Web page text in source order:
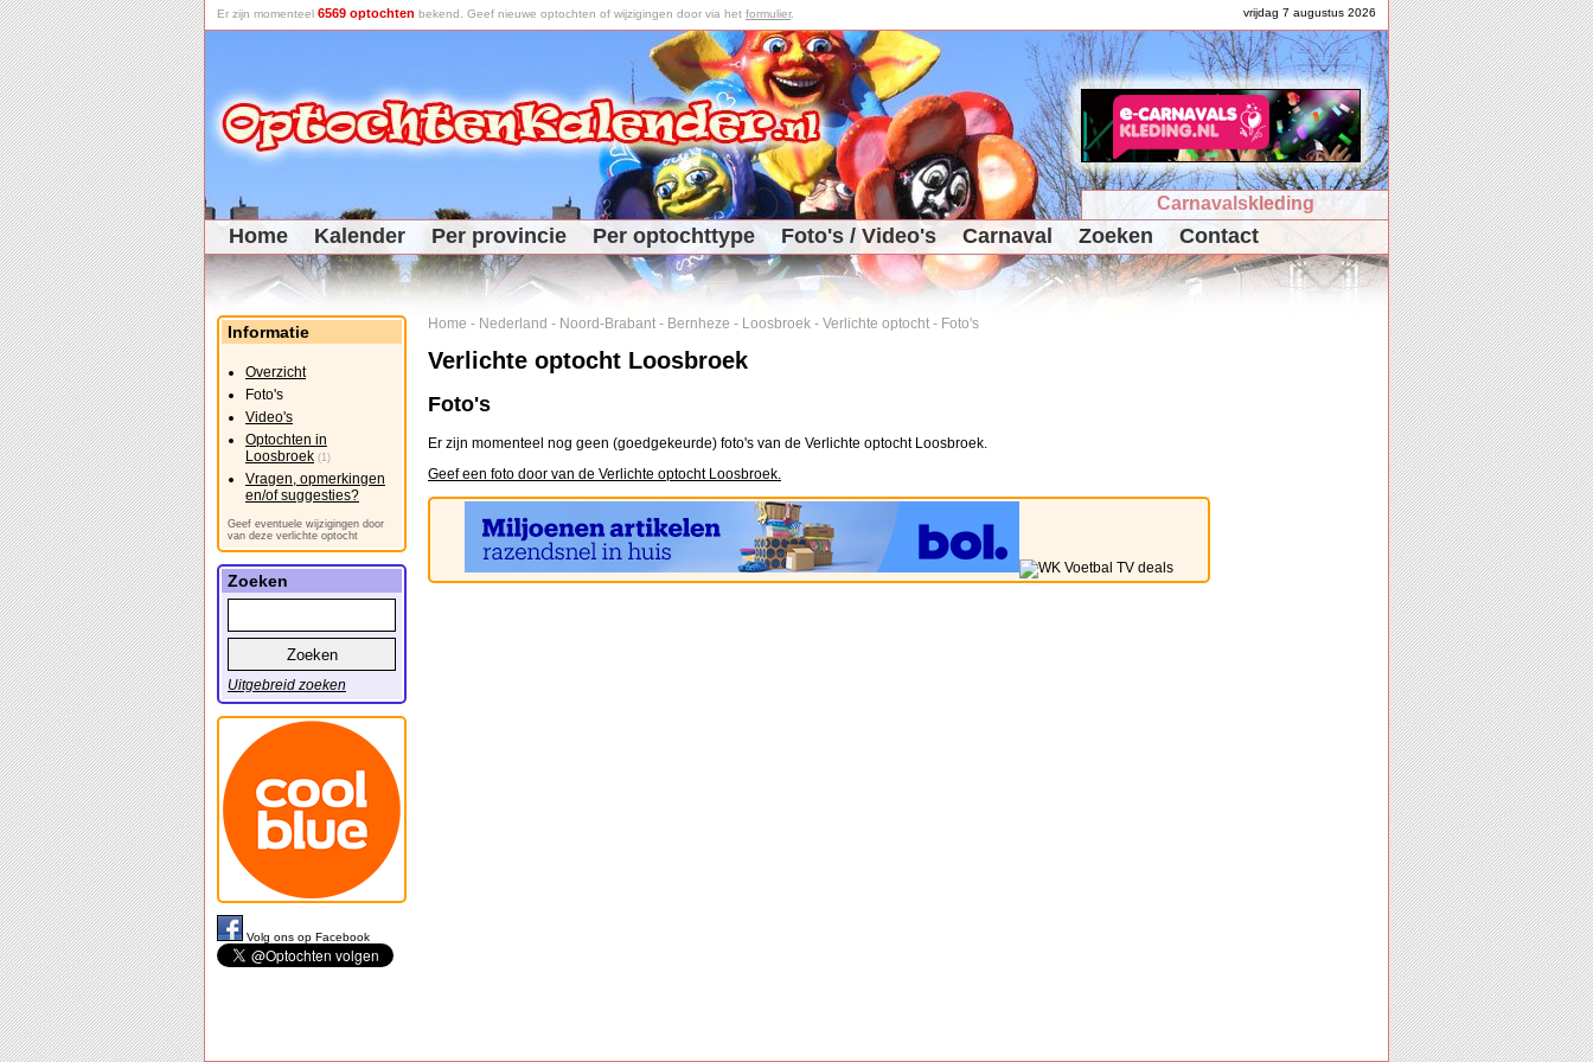
vrijdag 7 augustus 2026
Er zijn momenteel 6569 optochten bekend. Geef nieuwe optochten of wijzigingen door via het formulier.
Carnavalskleding
Home Kalender Per provincie Per optochttype Foto's / Video's Carnaval Zoeken Contact
Home - Nederland - Noord-Brabant - Bernheze - Loosbroek - Verlichte optocht - Foto's
Verlichte optocht Loosbroek
Foto's
Er zijn momenteel nog geen (goedgekeurde) foto's van de Verlichte optocht Loosbroek.
Geef een foto door van de Verlichte optocht Loosbroek.
Informatie
Overzicht
Foto's
Video's
Optochten in
Loosbroek (1)
Vragen, opmerkingen
en/of suggesties?
Geef eventuele wijzigingen door
van deze verlichte optocht
Zoeken
Uitgebreid zoeken
Volg ons op Facebook